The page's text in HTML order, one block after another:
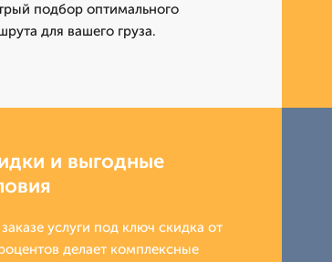
подбор оптимального
для вашего груза.
и выгодные
услуги под ключ скидка от
делает комплексные